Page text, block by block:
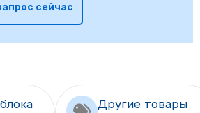
сейчас
Другие товары